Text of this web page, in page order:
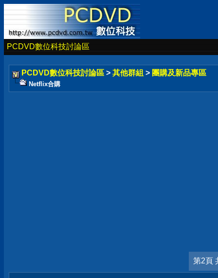
PCDVD數位科技討論區
PCDVD數位科技討論區 > 其他群組 > 團購及新品專區
Netflix合購
第2頁